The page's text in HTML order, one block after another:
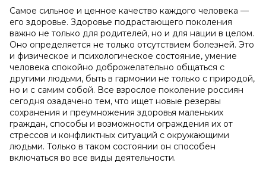
Самое сильное и ценное качество каждого человека —
его здоровье. Здоровье подрастающего поколения
важно не только для родителей, но и для нации в целом.
Оно определяется не только отсутствием болезней. Это
и физическое и психологическое состояние, умение
человека спокойно доброжелательно общаться с
другими людьми, быть в гармонии не только с природой,
но и с самим собой. Все взрослое поколение россиян
сегодня озадачено тем, что ищет новые резервы
сохранения и преумножения здоровья маленьких
граждан, способы и возможности ограждения их от
стрессов и конфликтных ситуаций с окружающими
людьми. Только в таком состоянии он способен
включаться во все виды деятельности.